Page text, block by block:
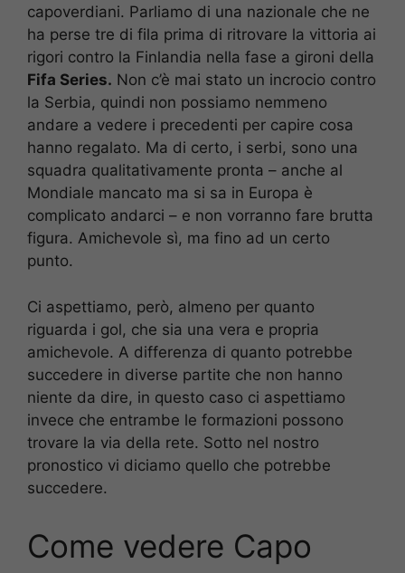
capoverdiani. Parliamo di una nazionale che ne
ha perse tre di fila prima di ritrovare la vittoria ai
rigori contro la Finlandia nella fase a gironi della
Fifa Series. Non c’è mai stato un incrocio contro
la Serbia, quindi non possiamo nemmeno
andare a vedere i precedenti per capire cosa
hanno regalato. Ma di certo, i serbi, sono una
squadra qualitativamente pronta – anche al
Mondiale mancato ma si sa in Europa è
complicato andarci – e non vorranno fare brutta
figura. Amichevole sì, ma fino ad un certo
punto.
Ci aspettiamo, però, almeno per quanto
riguarda i gol, che sia una vera e propria
amichevole. A differenza di quanto potrebbe
succedere in diverse partite che non hanno
niente da dire, in questo caso ci aspettiamo
invece che entrambe le formazioni possono
trovare la via della rete. Sotto nel nostro
pronostico vi diciamo quello che potrebbe
succedere.
Come vedere Capo